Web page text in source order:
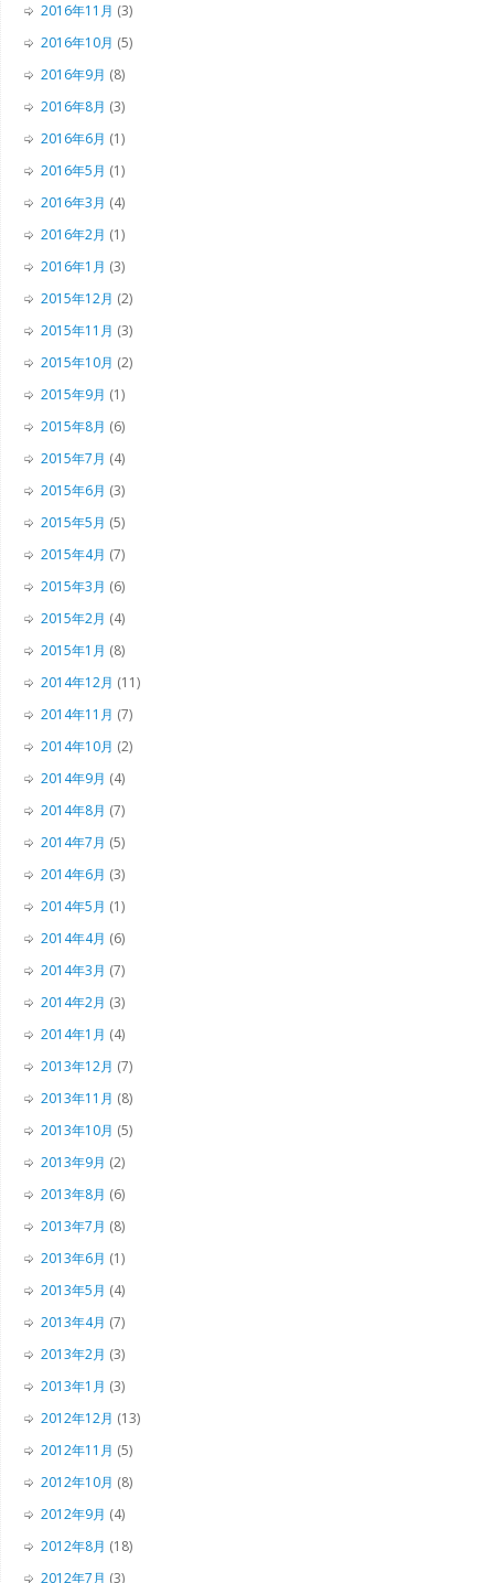
2016年11月 (3)
2016年10月 (5)
2016年9月 (8)
2016年8月 (3)
2016年6月 (1)
2016年5月 (1)
2016年3月 (4)
2016年2月 (1)
2016年1月 (3)
2015年12月 (2)
2015年11月 (3)
2015年10月 (2)
2015年9月 (1)
2015年8月 (6)
2015年7月 (4)
2015年6月 (3)
2015年5月 (5)
2015年4月 (7)
2015年3月 (6)
2015年2月 (4)
2015年1月 (8)
2014年12月 (11)
2014年11月 (7)
2014年10月 (2)
2014年9月 (4)
2014年8月 (7)
2014年7月 (5)
2014年6月 (3)
2014年5月 (1)
2014年4月 (6)
2014年3月 (7)
2014年2月 (3)
2014年1月 (4)
2013年12月 (7)
2013年11月 (8)
2013年10月 (5)
2013年9月 (2)
2013年8月 (6)
2013年7月 (8)
2013年6月 (1)
2013年5月 (4)
2013年4月 (7)
2013年2月 (3)
2013年1月 (3)
2012年12月 (13)
2012年11月 (5)
2012年10月 (8)
2012年9月 (4)
2012年8月 (18)
2012年7月 (3)